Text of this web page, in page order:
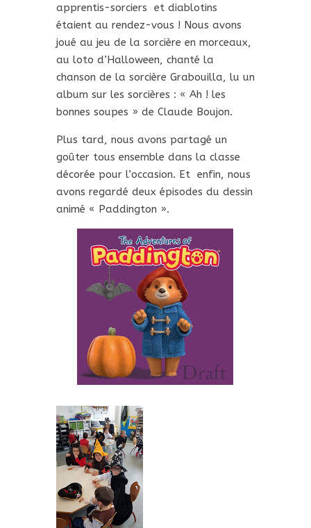
apprentis-sorciers et diablotins
étaient au rendez-vous ! Nous avons
joué au jeu de la sorcière en morceaux,
au loto d’Halloween, chanté la
chanson de la sorcière Grabouilla, lu un
album sur les sorcières : « Ah ! les
bonnes soupes » de Claude Boujon.
Plus tard, nous avons partagé un
goûter tous ensemble dans la classe
décorée pour l’occasion. Et enfin, nous
avons regardé deux épisodes du dessin
animé « Paddington ».